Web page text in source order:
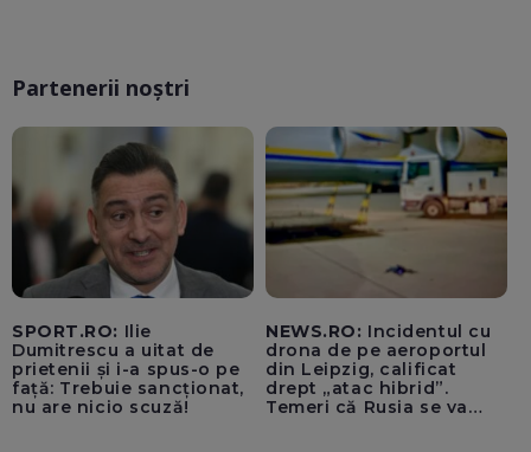
Partenerii noștri
SPORT.RO: Ilie
Dumitrescu a uitat de
prietenii și i-a spus-o pe
față: Trebuie sancționat,
nu are nicio scuză!
NEWS.RO: Incidentul cu
drona de pe aeroportul
din Leipzig, calificat
drept „atac hibrid”.
Temeri că Rusia se va